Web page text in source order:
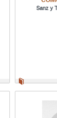
Sanz y